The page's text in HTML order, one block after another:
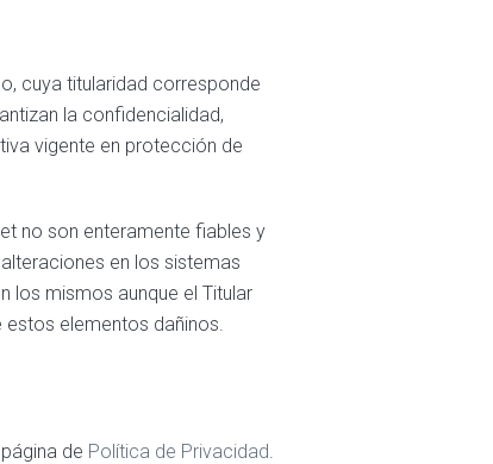
cuya titularidad corresponde
la confidencialidad,
vigente en protección de
no son enteramente fiables y
en los sistemas
los mismos aunque el Titular
elementos dañinos.
de Política de Privacidad.